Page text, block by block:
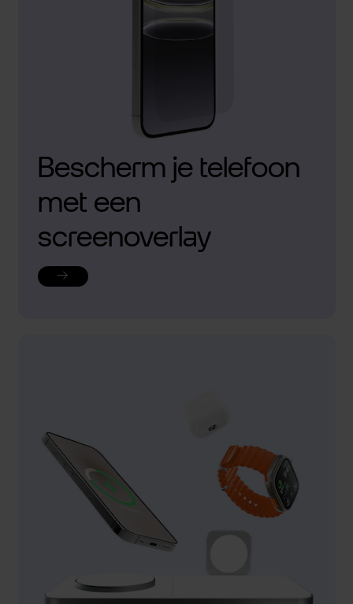
Bescherm je telefoon
met een
screenoverlay